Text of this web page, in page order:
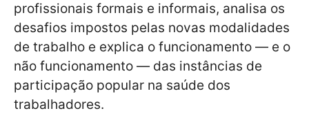
profissionais formais e informais, analisa os
desafios impostos pelas novas modalidades
de trabalho e explica o funcionamento — e o
não funcionamento — das instâncias de
participação popular na saúde dos
trabalhadores.